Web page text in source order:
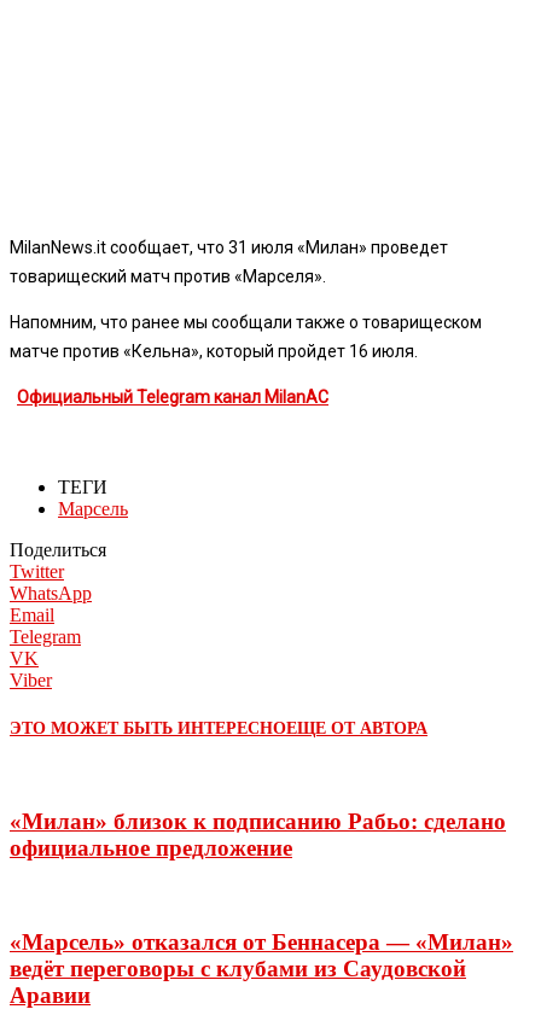
MilanNews.it сообщает, что 31 июля «Милан» проведет
товарищеский матч против «Марселя».
Напомним, что ранее мы сообщали также о товарищеском
матче против «Кельна», который пройдет 16 июля.
Официальный Telegram канал MilanAC
ТЕГИ
Марсель
Поделиться
Twitter
WhatsApp
Email
Telegram
VK
Viber
ЭТО МОЖЕТ БЫТЬ ИНТЕРЕСНОЕЩЕ ОТ АВТОРА
«Милан» близок к подписанию Рабьо: сделано
официальное предложение
«Марсель» отказался от Беннасера — «Милан»
ведёт переговоры с клубами из Саудовской
Аравии